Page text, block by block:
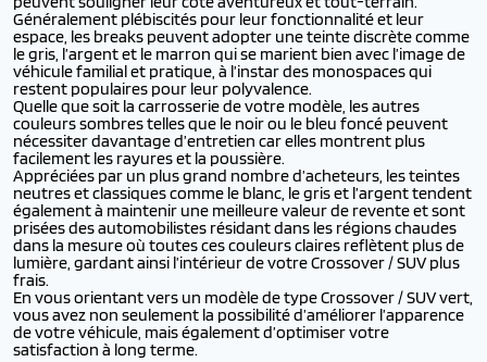
Généralement plébiscités pour leur fonctionnalité et leur
espace, les breaks peuvent adopter une teinte discrète comme
le gris, l’argent et le marron qui se marient bien avec l’image de
véhicule familial et pratique, à l’instar des monospaces qui
restent populaires pour leur polyvalence.
Quelle que soit la carrosserie de votre modèle, les autres
couleurs sombres telles que le noir ou le bleu foncé peuvent
nécessiter davantage d’entretien car elles montrent plus
facilement les rayures et la poussière.
Appréciées par un plus grand nombre d’acheteurs, les teintes
neutres et classiques comme le blanc, le gris et l’argent tendent
également à maintenir une meilleure valeur de revente et sont
prisées des automobilistes résidant dans les régions chaudes
dans la mesure où toutes ces couleurs claires reflètent plus de
lumière, gardant ainsi l’intérieur de votre Crossover / SUV plus
frais.
En vous orientant vers un modèle de type Crossover / SUV vert,
vous avez non seulement la possibilité d’améliorer l’apparence
de votre véhicule, mais également d’optimiser votre
satisfaction à long terme.